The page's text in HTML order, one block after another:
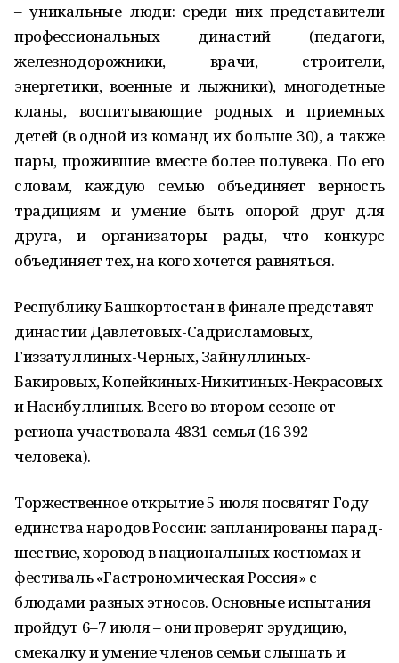
– уникальные люди: среди них представители
профессиональных династий (педагоги,
железнодорожники, врачи, строители,
энергетики, военные и лыжники), многодетные
кланы, воспитывающие родных и приемных
детей (в одной из команд их больше 30), а также
пары, прожившие вместе более полувека. По его
словам, каждую семью объединяет верность
традициям и умение быть опорой друг для
друга, и организаторы рады, что конкурс
объединяет тех, на кого хочется равняться.
Республику Башкортостан в финале представят
династии Давлетовых-Садрисламовых,
Гиззатуллиных-Черных, Зайнуллиных-
Бакировых, Копейкиных-Никитиных-Некрасовых
и Насибуллиных. Всего во втором сезоне от
региона участвовала 4831 семья (16 392
человека).
Торжественное открытие 5 июля посвятят Году
единства народов России: запланированы парад-
шествие, хоровод в национальных костюмах и
фестиваль «Гастрономическая Россия» с
блюдами разных этносов. Основные испытания
пройдут 6–7 июля – они проверят эрудицию,
смекалку и умение членов семьи слышать и